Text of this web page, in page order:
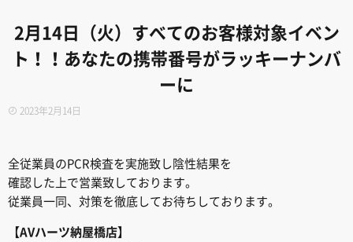
2月14日（火）すべてのお客様対象イベン
ト！！あなたの携帯番号がラッキーナンバ
ーに
2023年2月14日
全従業員のPCR検査を実施致し陰性結果を
確認した上で営業致しております。
従業員一同、対策を徹底してお待ちしております。
【AVハーツ納屋橋店】